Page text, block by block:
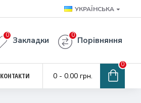
УКРАЇНСЬКА
Закладки
0
Порівняння
0
КОНТАКТИ 0 - 0.00 грн.
0